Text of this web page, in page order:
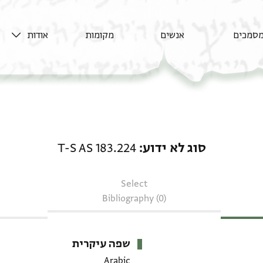
מסמכים אנשים מקומות אודות
סוג לא ידוע T-S AS 183.224
Select
Bibliography (0)
שפה עיקרית